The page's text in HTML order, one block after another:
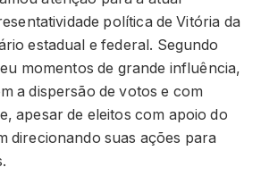
política de Vitória da
estadual e federal. Segundo
momentos de grande influência,
a dispersão de votos e com
apesar de eleitos com apoio do
direcionando suas ações para